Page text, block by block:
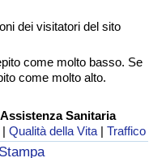
dei visitatori del sito
come molto basso. Se
come molto alto.
Assistenza Sanitaria
|Qualità della Vita |Traffico